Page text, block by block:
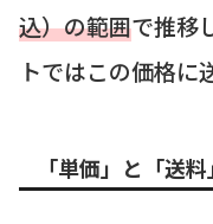
込）の範囲で推移
トではこの価格に
「単価」と「送